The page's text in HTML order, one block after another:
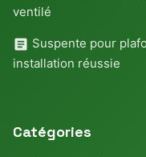
ventilé
Suspente pour
installation réussie
Catégories